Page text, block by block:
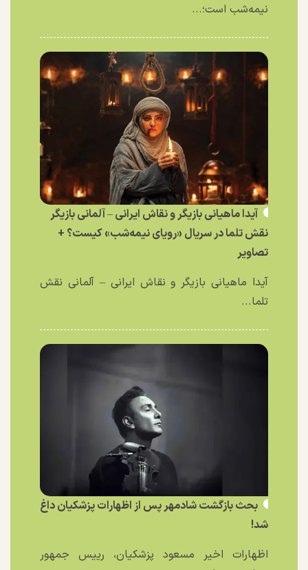
نیمه‌شب است؛...
آیدا ماهیانی بازیگر و نقاش ایرانی – آلمانی بازیگر
نقش تلما در سریال «رویای نیمه‌شب» کیست؟ +
تصاویر
آیدا ماهیانی بازیگر و نقاش ایرانی – آلمانی نقش
تلما...
بحث بازگشت شادمهر پس از اظهارات پزشکیان داغ
شد!
اظهارات اخیر مسعود پزشکیان، رییس جمهور